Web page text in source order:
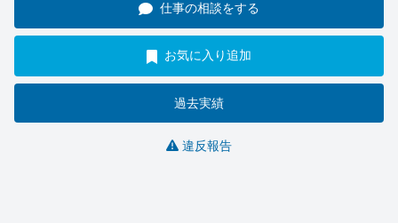
仕事の相談をする
お気に入り追加
過去実績
違反報告